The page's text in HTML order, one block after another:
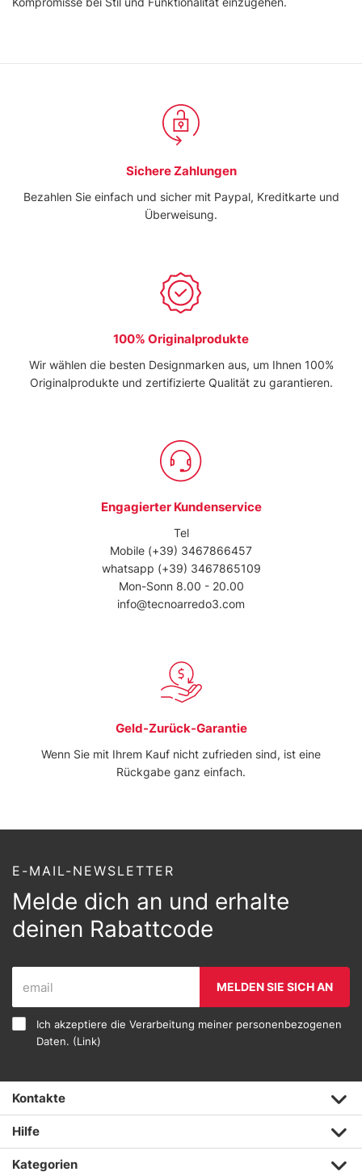
con altre informazioni che ha fornito loro o che hanno
Sichere Zahlungen
Bezahlen Sie einfach und sicher mit Paypal, Kreditkarte und
Überweisung.
100% Originalprodukte
Wir wählen die besten Designmarken aus, um Ihnen 100%
Originalprodukte und zertifizierte Qualität zu garantieren.
Engagierter Kundenservice
Tel
Mobile (+39) 3467866457
whatsapp (+39) 3467865109
Mon-Sonn 8.00 - 20.00
info@tecnoarredo3.com
Geld-Zurück-Garantie
Wenn Sie mit Ihrem Kauf nicht zufrieden sind, ist eine
Rückgabe ganz einfach.
E-MAIL-NEWSLETTER
Melde dich an und erhalte
deinen Rabattcode
MELDEN SIE SICH AN
Ich akzeptiere die Verarbeitung meiner personenbezogenen
Daten. (Link)
Kontakte
Hilfe
Kategorien